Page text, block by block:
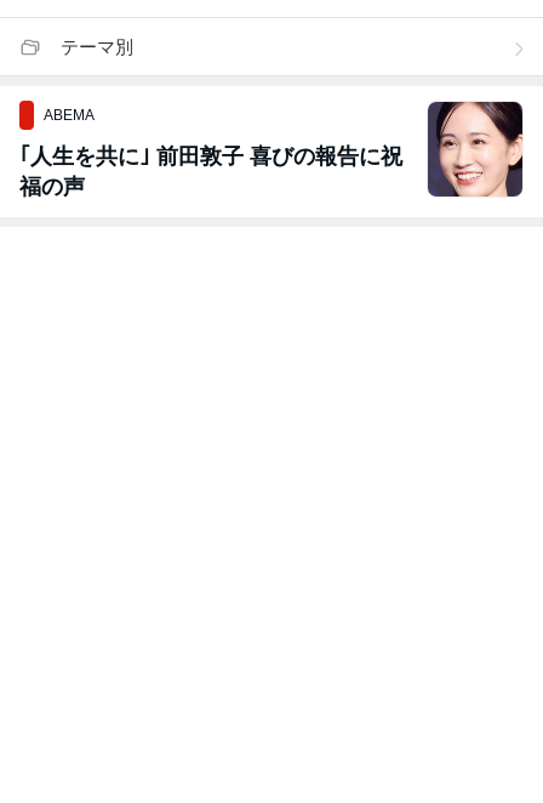
テーマ別
ABEMA
｢人生を共に｣ 前田敦子 喜びの報告に祝
福の声